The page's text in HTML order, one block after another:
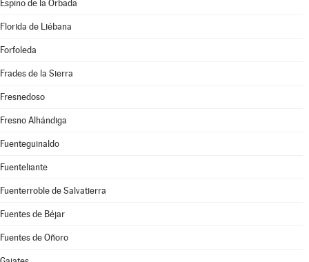
Espino de la Orbada
Florida de Liébana
Forfoleda
Frades de la Sierra
Fresnedoso
Fresno Alhándiga
Fuenteguinaldo
Fuenteliante
Fuenterroble de Salvatierra
Fuentes de Béjar
Fuentes de Oñoro